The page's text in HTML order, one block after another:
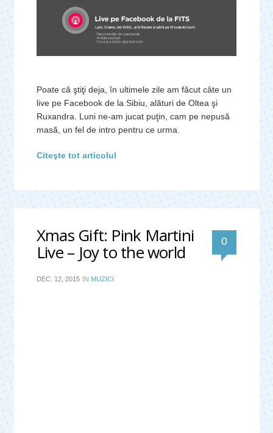
Poate că ştiţi deja, în ultimele zile am făcut câte un
live pe Facebook de la Sibiu, alături de Oltea şi
Ruxandra. Luni ne-am jucat puţin, cam pe nepusă
masă, un fel de intro pentru ce urma.
Citeşte tot articolul
Xmas Gift: Pink Martini
Live – Joy to the world 0
DEC. 12, 2015 IN MUZICI